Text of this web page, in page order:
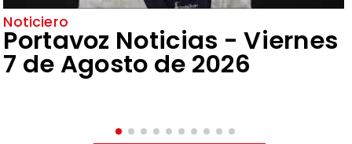
Noticiero
Portavoz Noticias - Viernes
7 de Agosto de 2026